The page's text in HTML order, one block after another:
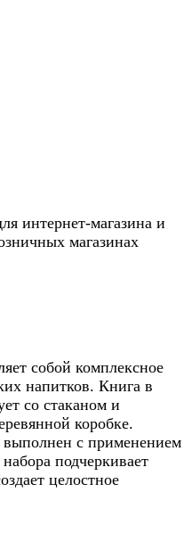
интернет-магазина и
магазинах
собой комплексное
напитков. Книга в
со стаканом и
коробке.
выполнен с применением
подчеркивает
целостное